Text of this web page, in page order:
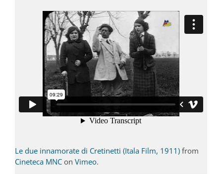
Le due innamorate di Cretinetti (Itala Film, 1911) from
Cineteca MNC on Vimeo.